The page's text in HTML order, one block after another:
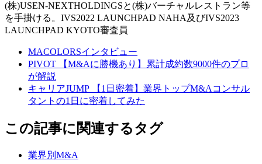
(株)USEN-NEXTHOLDINGSと(株)バーチャルレストラン等
を手掛ける。IVS2022 LAUNCHPAD NAHA及びIVS2023
LAUNCHPAD KYOTO審査員
MACOLORSインタビュー
PIVOT 【M&Aに勝機あり】累計成約数9000件のプロ
が解説
キャリアJUMP 【1日密着】業界トップM&Aコンサル
タントの1日に密着してみた
この記事に関連するタグ
業界別M&A